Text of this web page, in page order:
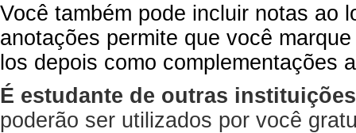
Você também pode incluir notas ao
anotações permite que você
los depois como complementações
É estudante de outras
poderão ser utilizados por você